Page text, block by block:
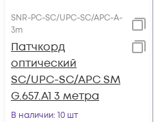
SNR-PC-SC/UPC-SC/APC-A-
3m
Патчкорд
оптический
SC/UPC-SC/APC SM
G.657.A1 3 метра
В наличии: 10 шт